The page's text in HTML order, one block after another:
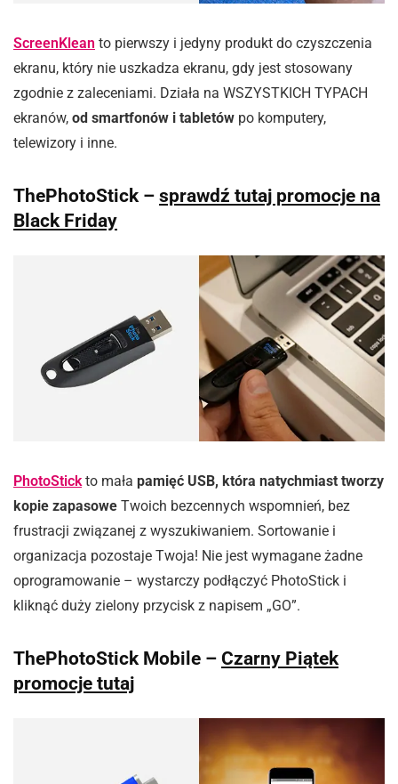
ScreenKlean to pierwszy i jedyny produkt do czyszczenia
ekranu, który nie uszkadza ekranu, gdy jest stosowany
zgodnie z zaleceniami. Działa na WSZYSTKICH TYPACH
ekranów, od smartfonów i tabletów po komputery,
telewizory i inne.
ThePhotoStick – sprawdź tutaj promocje na
Black Friday
PhotoStickto mała pamięć USB, która natychmiast tworzy
kopie zapasowe Twoich bezcennych wspomnień, bez
frustracji związanej z wyszukiwaniem. Sortowanie i
organizacja pozostaje Twoja! Nie jest wymagane żadne
oprogramowanie – wystarczy podłączyć PhotoStick i
kliknąć duży zielony przycisk z napisem „GO”.
ThePhotoStick Mobile – Czarny Piątek
promocje tutaj